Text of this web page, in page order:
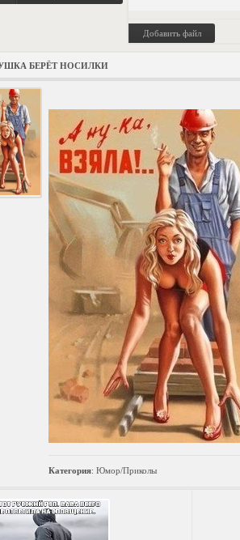
Добавить файл
БЕРЁТ НОСИЛКИ
Категория: Юмор/Приколы